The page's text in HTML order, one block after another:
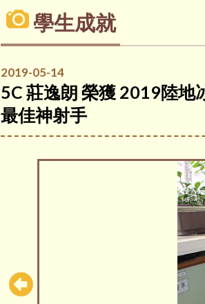
學生成就
2019-05-14
5C 莊逸朗 榮獲 2019陸地
最佳神射手